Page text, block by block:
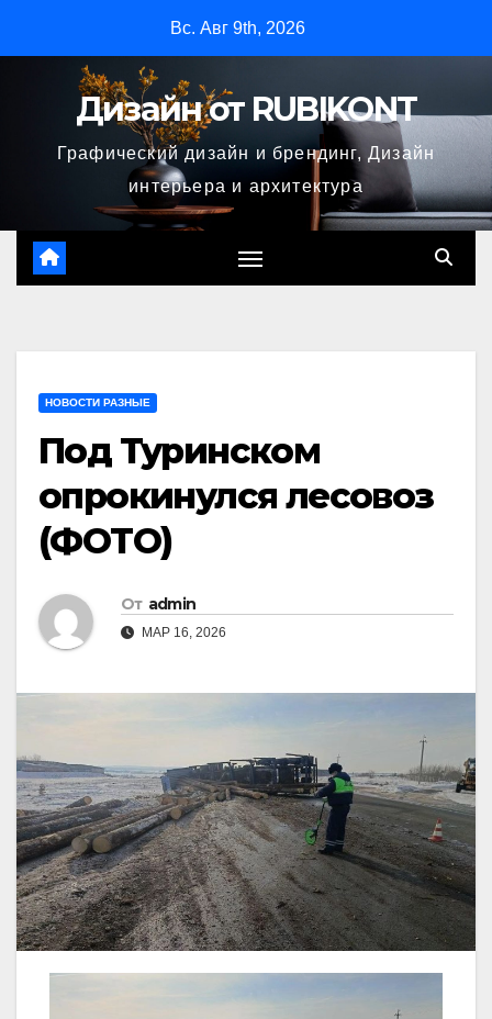
содержимому
Вс. Авг 9th, 2026
Дизайн от RUBIKONT
Графический дизайн и брендинг, Дизайн
интерьера и архитектура
НОВОСТИ РАЗНЫЕ
Под Туринском
опрокинулся лесовоз
(ФОТО)
От admin
МАР 16, 2026